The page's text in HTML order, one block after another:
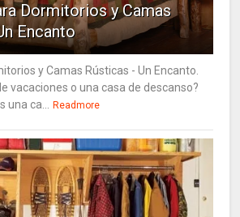
Dormitorios y Camas
Encanto
y Camas Rústicas - Un Encanto.
vacaciones o una casa de descanso?
una ca... Readmore